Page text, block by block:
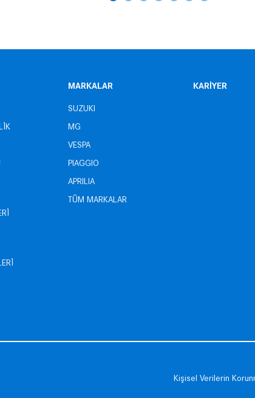
MARKALAR
SUZUKI
MG
VESPA
PIAGGIO
APRILIA
TÜM MARKALAR
KARİYER
Kişisel Verilerin